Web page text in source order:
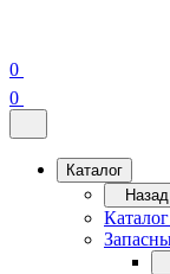
0
0
Каталог
Назад
Каталог